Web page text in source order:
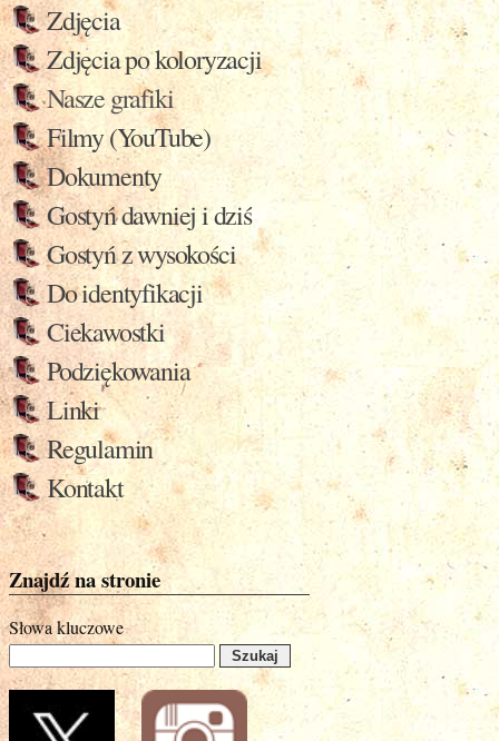
Zdjęcia
Zdjęcia po koloryzacji
Nasze grafiki
Filmy (YouTube)
Dokumenty
Gostyń dawniej i dziś
Gostyń z wysokości
Do identyfikacji
Ciekawostki
Podziękowania
Linki
Regulamin
Kontakt
Znajdź na stronie
Słowa kluczowe